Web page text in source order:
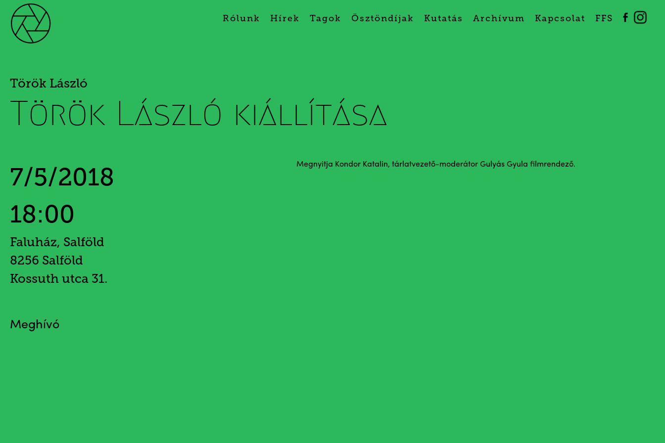
Rólunk Hírek Tagok Ösztöndíjak Kutatás Archívum Kapcsolat FFS
Török László
Török László kiállítása
7/5/2018
18:00
Faluház, Salföld
8256 Salföld
Kossuth utca 31.
Meghívó
Megnyitja Kondor Katalin, tárlatvezető-moderátor Gulyás Gyula filmrendező.